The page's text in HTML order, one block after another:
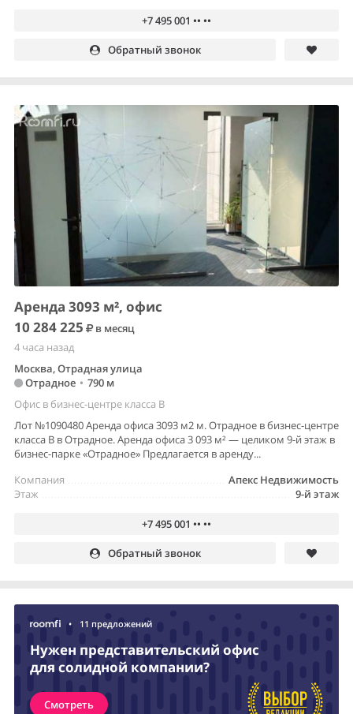
+7 495 001 •• ••
Обратный звонок
Аренда 3093 м², офис
10 284 225
в месяц
4 часа назад
Москва, Отрадная улица
Отрадное • 790 м
Офис в бизнес-центре класса B
Лот №1090480 Аренда офиса 3093 м2 м. Отрадное в бизнес-центре
класса В в Отрадное. Аренда офиса 3 093 м² — целиком 9-й этаж в
бизнес-парке «Отрадное» Предлагается в аренду...
Апекс Недвижимость
Компания
9-й этаж
Этаж
+7 495 001 •• ••
Обратный звонок
• 11 предложений
Нужен представительский офис
для солидной компании?
Смотреть